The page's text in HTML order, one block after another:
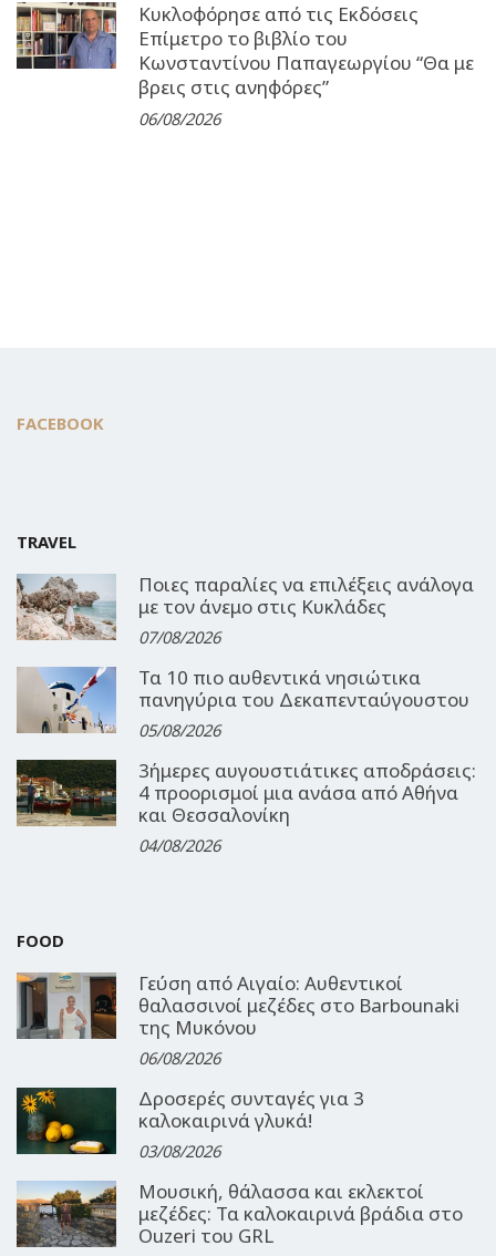
Κυκλοφόρησε από τις Εκδόσεις
Επίμετρο το βιβλίο του
Κωνσταντίνου Παπαγεωργίου “Θα με
βρεις στις ανηφόρες”
06/08/2026
FACEBOOK
TRAVEL
Ποιες παραλίες να επιλέξεις ανάλογα
με τον άνεμο στις Κυκλάδες
07/08/2026
Τα 10 πιο αυθεντικά νησιώτικα
πανηγύρια του Δεκαπενταύγουστου
05/08/2026
3ήμερες αυγουστιάτικες αποδράσεις:
4 προορισμοί μια ανάσα από Αθήνα
και Θεσσαλονίκη
04/08/2026
FOOD
Γεύση από Αιγαίο: Αυθεντικοί
θαλασσινοί μεζέδες στο Barbounaki
της Μυκόνου
06/08/2026
Δροσερές συνταγές για 3
καλοκαιρινά γλυκά!
03/08/2026
Μουσική, θάλασσα και εκλεκτοί
μεζέδες: Τα καλοκαιρινά βράδια στο
Ouzeri του GRL